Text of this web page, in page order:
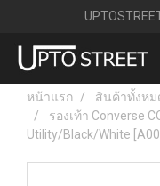
หน้าแรก สินค้าทั้งหม
รองเท้า Converse
Utility/Black/White